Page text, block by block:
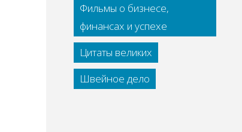
Фильмы о бизнесе,
финансах и успехе
Цитаты великих
Швейное дело